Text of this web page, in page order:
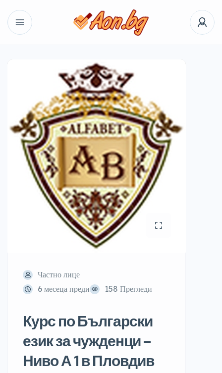
Частно лице
6 месеца преди
158 Прегледи
Курс по Български
език за чужденци –
Ниво А 1 в Пловдив